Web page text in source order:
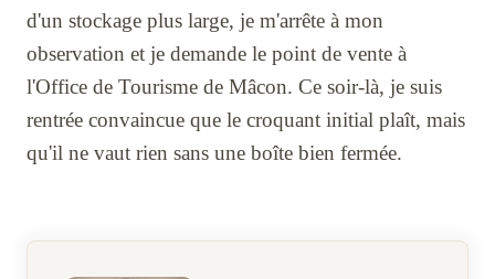
d'un stockage plus large, je m'arrête à mon
observation et je demande le point de vente à
l'Office de Tourisme de Mâcon. Ce soir-là, je suis
rentrée convaincue que le croquant initial plaît, mais
qu'il ne vaut rien sans une boîte bien fermée.